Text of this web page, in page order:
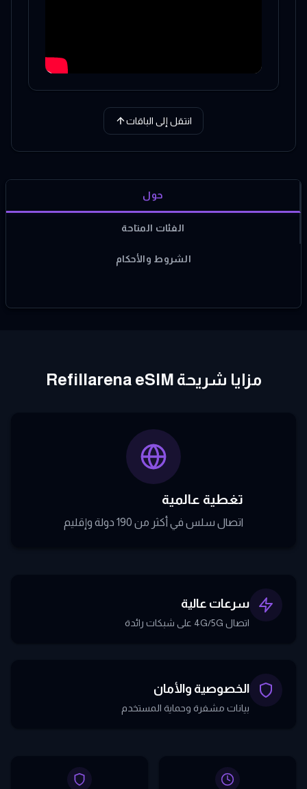
انتقل إلى الباقات
حول
الفئات المتاحة
الشروط والأحكام
مزايا شريحة Refillarena eSIM
تغطية عالمية
اتصال سلس في أكثر من 190 دولة وإقليم
سرعات عالية
اتصال 4G/5G على شبكات رائدة
الخصوصية والأمان
بيانات مشفرة وحماية المستخدم